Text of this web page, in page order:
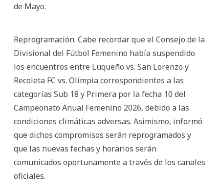
de Mayo.
Reprogramación. Cabe recordar que el Consejo de la
Divisional del Fútbol Femenino había suspendido
los encuentros entre Luqueño vs. San Lorenzo y
Recoleta FC vs. Olimpia correspondientes a las
categorías Sub 18 y Primera por la fecha 10 del
Campeonato Anual Femenino 2026, debido a las
condiciones climáticas adversas. Asimismo, informó
que dichos compromisos serán reprogramados y
que las nuevas fechas y horarios serán
comunicados oportunamente a través de los canales
oficiales.